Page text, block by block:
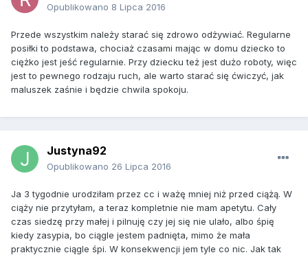
Opublikowano 8 Lipca 2016
Przede wszystkim należy starać się zdrowo odżywiać. Regularne
posiłki to podstawa, chociaż czasami mając w domu dziecko to
ciężko jest jeść regularnie. Przy dziecku też jest dużo roboty, więc
jest to pewnego rodzaju ruch, ale warto starać się ćwiczyć, jak
maluszek zaśnie i będzie chwila spokoju.
Justyna92
Opublikowano 26 Lipca 2016
Ja 3 tygodnie urodziłam przez cc i ważę mniej niż przed ciążą. W
ciąży nie przytyłam, a teraz kompletnie nie mam apetytu. Cały
czas siedzę przy małej i pilnuję czy jej się nie ulało, albo śpię
kiedy zasypia, bo ciągle jestem padnięta, mimo że mała
praktycznie ciągle śpi. W konsekwencji jem tyle co nic. Jak tak